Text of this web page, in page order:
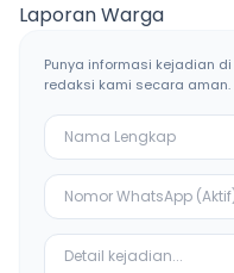
Laporan Warga
Punya informasi kejadian
redaksi kami secara aman.